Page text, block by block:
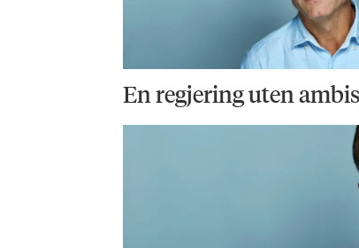
En regjering uten